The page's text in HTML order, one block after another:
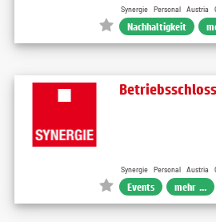
Synergie Personal Austria
Nachhaltigkeit
Synergie Personal Austria
Events mehr ...